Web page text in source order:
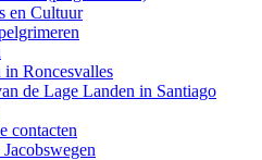
en Cultuur
in Roncesvalles
de Lage Landen in Santiago
contacten